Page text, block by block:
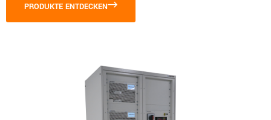
PRODUKTE ENTDECKEN